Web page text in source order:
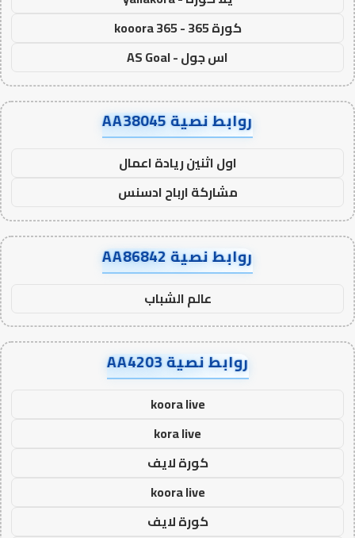
كورة 365 - kooora 365
اس جول - AS Goal
روابط نصية AA38045
اول اثنين ريادة اعمال
مشاركة ارباح ادسنس
روابط نصية AA86842
عالم الشباب
روابط نصية AA4203
koora live
kora live
كورة لايف
koora live
كورة لايف